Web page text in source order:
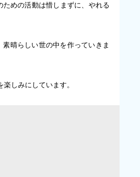
ための活動は惜しまずに、やれる
晴らしい世の中を作っていきま
しみにしています。